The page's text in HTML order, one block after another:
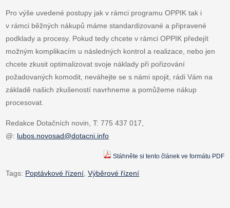
Pro výše uvedené postupy jak v rámci programu OPPIK tak i
v rámci běžných nákupů máme standardizované a připravené
podklady a procesy. Pokud tedy chcete v rámci OPPIK předejít
možným komplikacím u následných kontrol a realizace, nebo jen
chcete zkusit optimalizovat svoje náklady při pořizování
požadovaných komodit, neváhejte se s námi spojit, rádi Vám na
základě našich zkušeností navrhneme a pomůžeme nákup
procesovat.
Redakce Dotačních novin, T: 775 437 017,
@: lubos.novosad@dotacni.info
Stáhněte si tento článek ve formátu PDF
Tags: Poptávkové řízení,Výběrové řízení